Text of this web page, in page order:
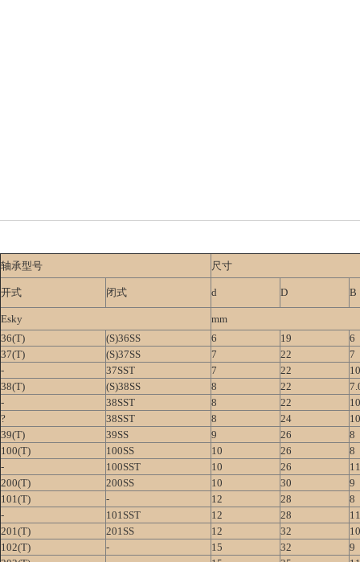
轴承型号 尺寸
开式 闭式 d D B
Esky
mm
36(T)
(S)36SS 6 19
6
37(T)
(S)37SS 7 22
7
-
37SST 7 22
38(T)
(S)38SS 8 22
-
38SST 8 22
?
38SST 8 24
39(T)
39SS 9 26
8
100(T)
100SS 10 26
8
-
100SST 10 26
200(T)
200SS 10 30
9
101(T)
- 12 28
8
-
101SST 12 28
201(T)
201SS 12 32
10
102(T)
- 15 32
9